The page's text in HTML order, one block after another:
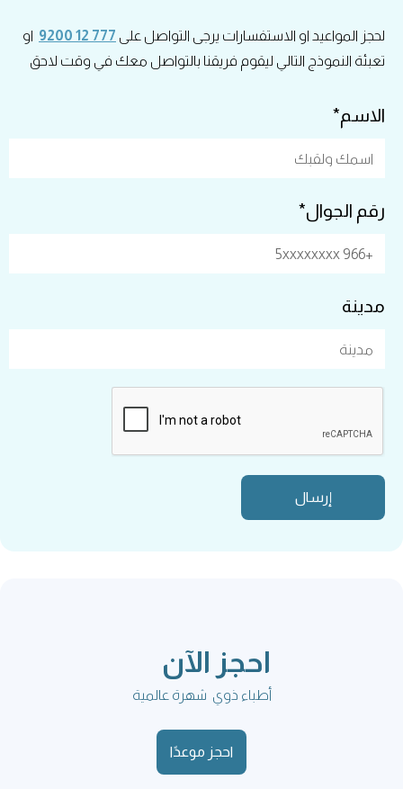
لحجز المواعيد او الاستفسارات يرجى التواصل على 777 12 9200
او
تعبئة النموذج التالي ليقوم فريقنا بالتواصل معك في وقت لاحق
الاسم*
رقم الجوال*
مدينة
احجز الآن
أطباء ذوي شهرة عالمية
احجز موعدًا